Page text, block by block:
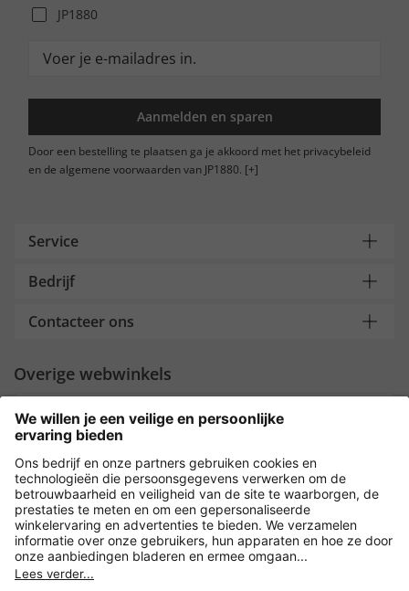
JP1880
Aanmelden en sparen
Door een bestelling te plaatsen ga je akkoord met het privacybeleid
en de algemene voorwaarden van JP1880. [+]
Service
Bedrijf
Contacteer ons
Overige webwinkels
Nederland
Payment and Delivery
Versleuteling met